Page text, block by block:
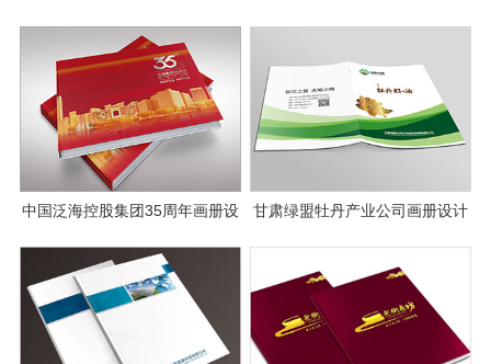
中国泛海控股集团35周年画册设
甘肃绿盟牡丹产业公司画册设计